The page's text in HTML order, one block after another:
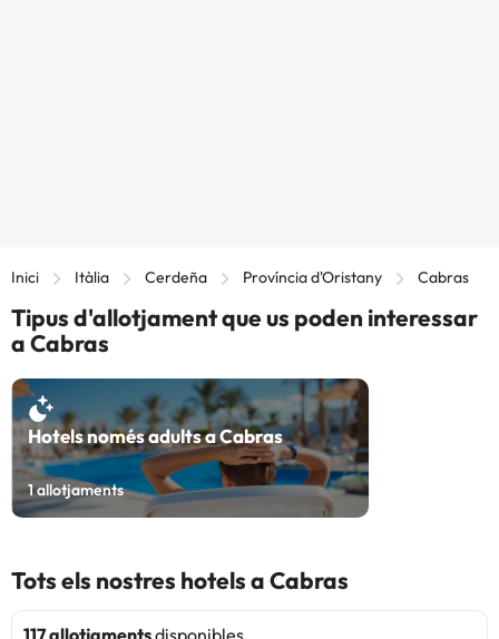
Inici Itàlia Cerdeña Província d'Oristany Cabras
Tipus d'allotjament que us poden interessar
a Cabras
Hotels només adults a Cabras
1allotjaments
Tots els nostres hotels a Cabras